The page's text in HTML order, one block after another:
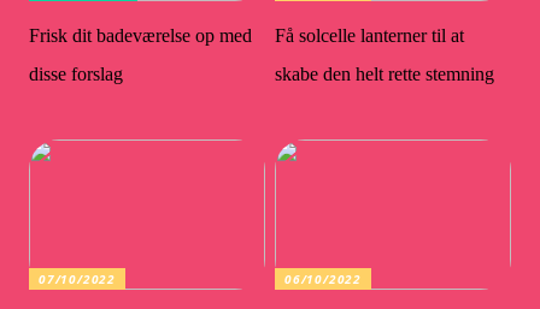
Frisk dit badeværelse op med
disse forslag
Få solcelle lanterner til at
skabe den helt rette stemning
07/10/2022 06/10/2022